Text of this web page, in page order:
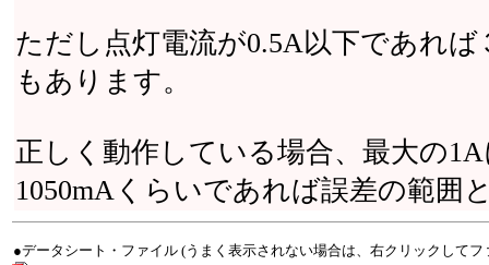
ただし点灯電流が0.5A以下であれ
もあります。
正しく動作している場合、最大の
1050mAくらいであれば誤差の範囲
●データシート・ファイル (うまく表示されない場合は、右クリックして